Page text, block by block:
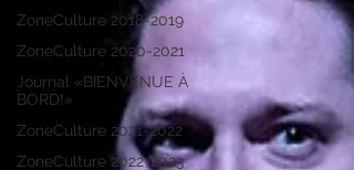
ZoneCulture 2018-2019
ZoneCulture 2020-2021
Journal «BIENVENUE À
BORD!»
ZoneCulture 2021-2022
ZoneCulture 2022-2023